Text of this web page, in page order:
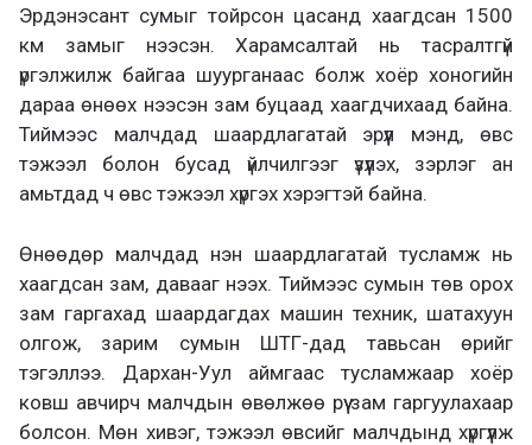
Эрдэнэсант сумыг тойрсон цасанд хаагдсан 1500
км замыг нээсэн. Харамсалтай нь тасралтгүй
үргэлжилж байгаа шуурганаас болж хоёр хоногийн
дараа өнөөх нээсэн зам буцаад хаагдчихаад байна.
Тиймээс малчдад шаардлагатай эрүүл мэнд, өвс
тэжээл болон бусад үйлчилгээг үзүүлэх, зэрлэг ан
амьтдад ч өвс тэжээл хүргэх хэрэгтэй байна.
Өнөөдөр малчдад нэн шаардлагатай тусламж нь
хаагдсан зам, давааг нээх. Тиймээс сумын төв орох
зам гаргахад шаардагдах машин техник, шатахуун
олгож, зарим сумын ШТГ-дад тавьсан өрийг
тэгэллээ. Дархан-Уул аймгаас тусламжаар хоёр
ковш авчирч малчдын өвөлжөө рүү зам гаргуулахаар
болсон. Мөн хивэг, тэжээл өвсийг малчдынд хүргүүлж